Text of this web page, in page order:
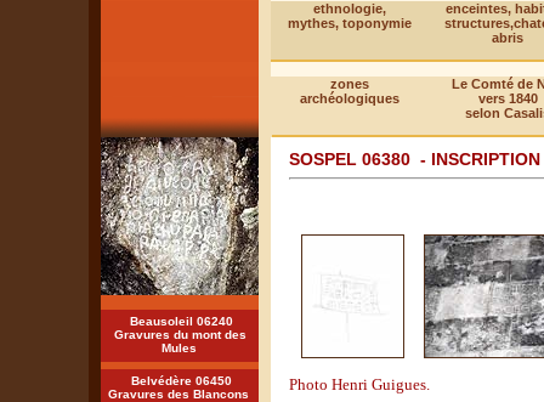
ethnologie,
mythes, toponymie
enceintes,
abris
zones
archéologiques
Le Comté de
vers 1840
selon
Beausoleil 06240
Gravures du mont des
Mules
Belvédère 06450
Gravures des Blancons
SOSPEL 06380 -
Photo Henri Guigues.